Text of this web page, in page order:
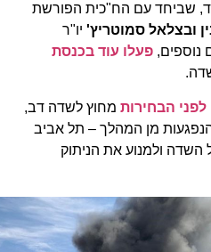
שביחד עם הח"כית הפורשת
סמוטריץ'יו"ר
פעלו עוד בכנסת
הבחירותמחוץ לשדה דב,
מן המהלך – תל אביב
ולמנוע את הניתוק